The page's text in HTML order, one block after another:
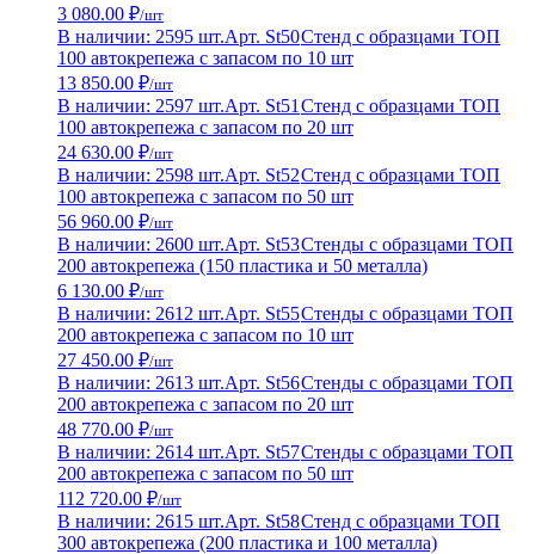
3 080.00 ₽/шт
В наличии: 2595 шт.Арт. St50Стенд с образцами ТОП
100 автокрепежа с запасом по 10 шт
13 850.00 ₽/шт
В наличии: 2597 шт.Арт. St51 Стенд с образцами ТОП
100 автокрепежа с запасом по 20 шт
24 630.00 ₽/шт
В наличии: 2598 шт.Арт. St52Стенд с образцами ТОП
100 автокрепежа с запасом по 50 шт
56 960.00 ₽/шт
В наличии: 2600 шт.Арт. St53Стенды с образцами ТОП
200 автокрепежа (150 пластика и 50 металла)
6 130.00 ₽/шт
В наличии: 2612 шт.Арт. St55Стенды с образцами ТОП
200 автокрепежа с запасом по 10 шт
27 450.00 ₽/шт
В наличии: 2613 шт.Арт. St56Стенды с образцами ТОП
200 автокрепежа с запасом по 20 шт
48 770.00 ₽/шт
В наличии: 2614 шт.Арт. St57Стенды с образцами ТОП
200 автокрепежа с запасом по 50 шт
112 720.00 ₽/шт
В наличии: 2615 шт.Арт. St58Стенд с образцами ТОП
300 автокрепежа (200 пластика и 100 металла)